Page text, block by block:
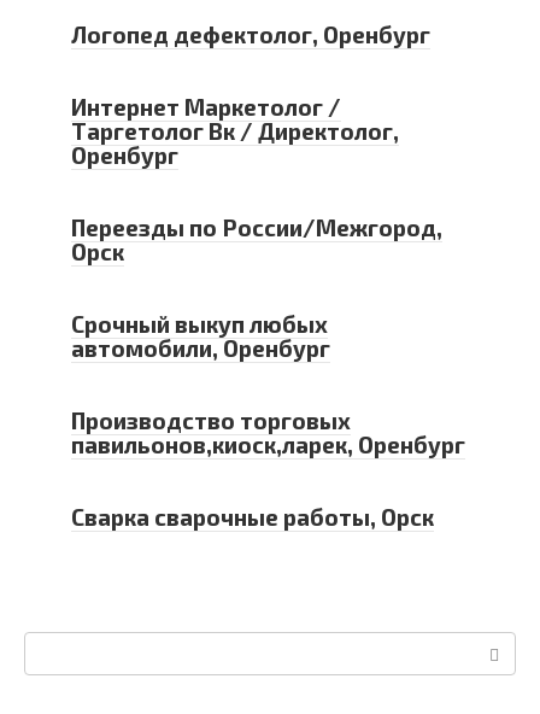
Логопед дефектолог, Оренбург
Интернет Маркетолог /
Таргетолог Вк / Директолог,
Оренбург
Переезды по России/Межгород,
Орск
Срочный выкуп любых
автомобили, Оренбург
Производство торговых
павильонов,киоск,ларек, Оренбург
Сварка сварочные работы, Орск